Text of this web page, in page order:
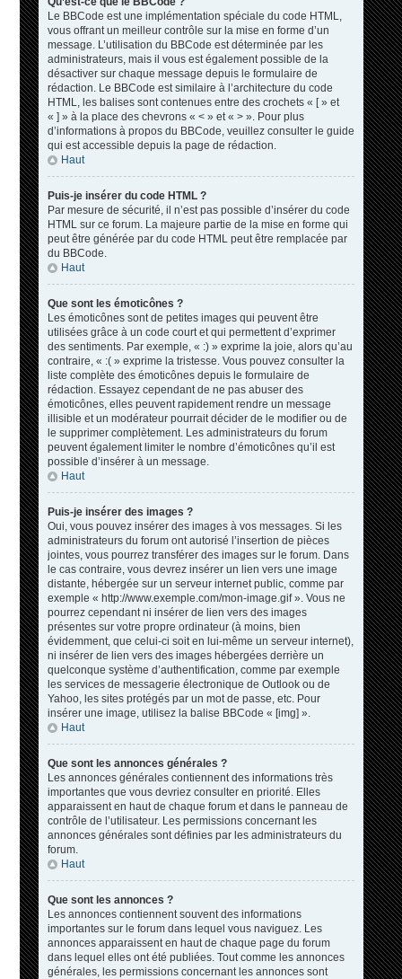
Le BBCode est une implémentation spéciale du code HTML,
vous offrant un meilleur contrôle sur la mise en forme d’un
message. L’utilisation du BBCode est déterminée par les
administrateurs, mais il vous est également possible de la
désactiver sur chaque message depuis le formulaire de
rédaction. Le BBCode est similaire à l’architecture du code
HTML, les balises sont contenues entre des crochets « [ » et
« ] » à la place des chevrons « < » et « > ». Pour plus
d’informations à propos du BBCode, veuillez consulter le guide
qui est accessible depuis la page de rédaction.
Haut
Puis-je insérer du code HTML ?
Par mesure de sécurité, il n’est pas possible d’insérer du code
HTML sur ce forum. La majeure partie de la mise en forme qui
peut être générée par du code HTML peut être remplacée par
du BBCode.
Haut
Que sont les émoticônes ?
Les émoticônes sont de petites images qui peuvent être
utilisées grâce à un code court et qui permettent d’exprimer
des sentiments. Par exemple, « :) » exprime la joie, alors qu’au
contraire, « :( » exprime la tristesse. Vous pouvez consulter la
liste complète des émoticônes depuis le formulaire de
rédaction. Essayez cependant de ne pas abuser des
émoticônes, elles peuvent rapidement rendre un message
illisible et un modérateur pourrait décider de le modifier ou de
le supprimer complètement. Les administrateurs du forum
peuvent également limiter le nombre d’émoticônes qu’il est
possible d’insérer à un message.
Haut
Puis-je insérer des images ?
Oui, vous pouvez insérer des images à vos messages. Si les
administrateurs du forum ont autorisé l’insertion de pièces
jointes, vous pourrez transférer des images sur le forum. Dans
le cas contraire, vous devrez insérer un lien vers une image
distante, hébergée sur un serveur internet public, comme par
exemple « http://www.exemple.com/mon-image.gif ». Vous ne
pourrez cependant ni insérer de lien vers des images
présentes sur votre propre ordinateur (à moins, bien
évidemment, que celui-ci soit en lui-même un serveur internet),
ni insérer de lien vers des images hébergées derrière un
quelconque système d’authentification, comme par exemple
les services de messagerie électronique de Outlook ou de
Yahoo, les sites protégés par un mot de passe, etc. Pour
insérer une image, utilisez la balise BBCode « [img] ».
Haut
Que sont les annonces générales ?
Les annonces générales contiennent des informations très
importantes que vous devriez consulter en priorité. Elles
apparaissent en haut de chaque forum et dans le panneau de
contrôle de l’utilisateur. Les permissions concernant les
annonces générales sont définies par les administrateurs du
forum.
Haut
Que sont les annonces ?
Les annonces contiennent souvent des informations
importantes sur le forum dans lequel vous naviguez. Les
annonces apparaissent en haut de chaque page du forum
dans lequel elles ont été publiées. Tout comme les annonces
générales, les permissions concernant les annonces sont